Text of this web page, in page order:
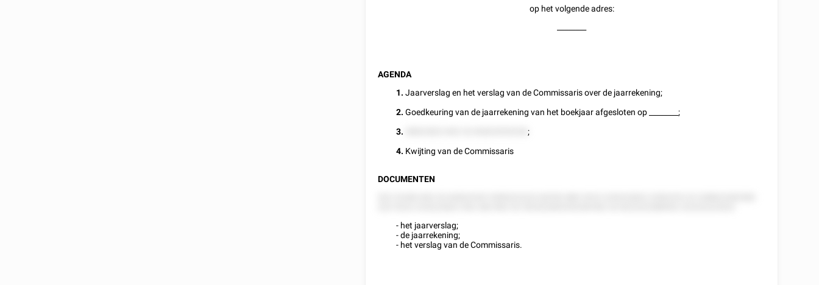
op het volgende adres:
AGENDA
1. Jaarverslag en het verslag van de Commissaris over de jaarrekening;
2. Goedkeuring van de jaarrekening van het boekjaar afgesloten op ________;
3.
58822822 852 52 82825555258;
4. Kwijting van de Commissaris
DOCUMENTEN
- het jaarverslag;
- de jaarrekening;
- het verslag van de Commissaris.